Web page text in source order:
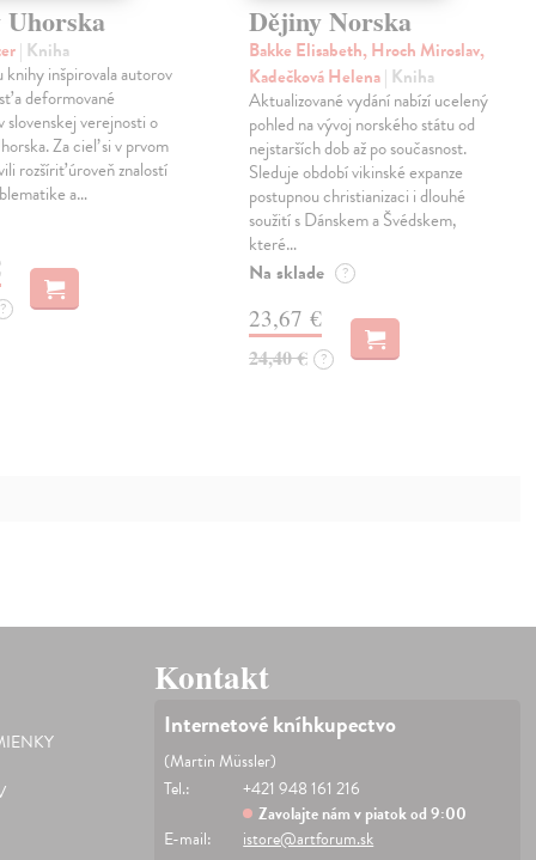
| Kniha
knihy inšpirovala autorov
a deformované
slovenskej verejnosti o
Za cieľ si v prvom
rozšíriť úroveň znalostí
a…
?
Dějiny Norska
Bakke Elisabeth, Hroch Miroslav,
Kadečková Helena| Kniha
Aktualizované vydání nabízí ucelený
pohled na vývoj norského státu od
nejstarších dob až po současnost.
Sleduje období vikinské expanze
postupnou christianizaci i dlouhé
soužití s Dánskem a Švédskem,
které…
Na sklade ?
23,67 €
24,40 € ?
Kontakt
Internetové kníhkupectvo
(Martin Müssler)
Tel.:
+421 948 161 216
Zavolajte nám v piatok od 9:00
E-mail:
istore@artforum.sk